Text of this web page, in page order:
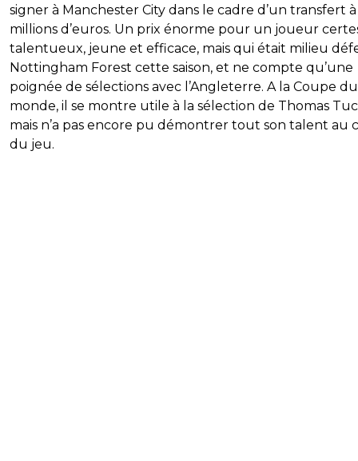
signer à Manchester City dans le cadre d’un transfert à
millions d’euros. Un prix énorme pour un joueur
talentueux, jeune et efficace, mais qui était milieu
Nottingham Forest cette saison, et ne compte qu’une
poignée de sélections avec l’Angleterre. A la Coupe du
monde, il se montre utile à la sélection de Thomas
mais n’a pas encore pu démontrer tout son talent au
du jeu.